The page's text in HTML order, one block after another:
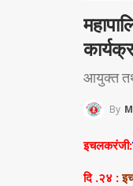
आयुक्त
By
इचलकरंजी:
दि .२४ :